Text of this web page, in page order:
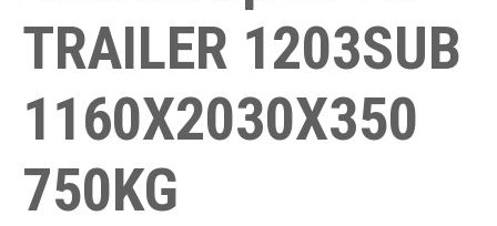
TRAILER 1203SUB
1160X2030X350
750KG